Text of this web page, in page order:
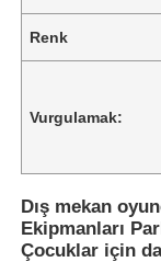
Renk
Vurgulamak:
Dış mekan
Ekipmanları
Çocuklar için